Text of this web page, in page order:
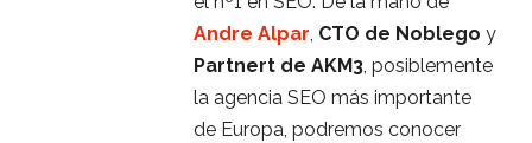
Andre Alpar, CTO de Noblego y
Partnert de AKM3, posiblemente
la agencia SEO más importante
de Europa, podremos conocer